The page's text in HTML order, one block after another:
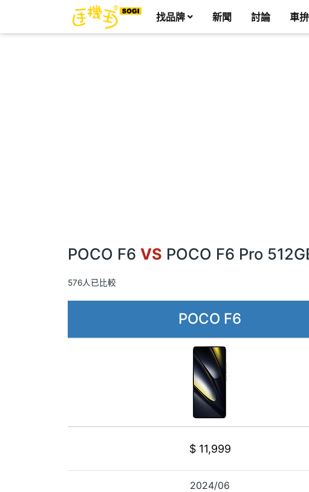
找品牌 新聞 討論 車拚
POCO F6 VS POCO F6 Pro
576人已比較
POCO F6
$ 11,999
2024/06